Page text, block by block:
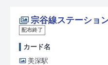
宗谷線ステーショ
配布終了
カード名
美深駅